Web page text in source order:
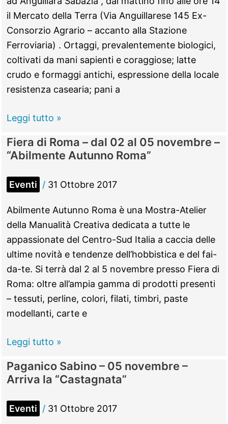
7o
“Fotografando
il
Farfa”
il Mercato della Terra (Via Anguillarese 145 Ex-
Consorzio Agrario – accanto alla Stazione
Ferroviaria) . Ortaggi, prevalentemente biologici,
coltivati da mani sapienti e coraggiose; latte
crudo e formaggi antichi, espressione della locale
resistenza casearia; pani a
Anguillara
–
05
novembre
–
“Il
Mercato
della
Terra”
Leggi tutto »
Fiera di Roma – dal 02 al 05 novembre –
“Abilmente Autunno Roma”
Eventi / 31 Ottobre 2017
Abilmente Autunno Roma è una Mostra-Atelier
della Manualità Creativa dedicata a tutte le
appassionate del Centro-Sud Italia a caccia delle
ultime novità e tendenze dell’hobbistica e del fai-
da-te. Si terrà dal 2 al 5 novembre presso Fiera di
Roma: oltre all’ampia gamma di prodotti presenti
– tessuti, perline, colori, filati, timbri, paste
modellanti, carte e
Fiera
Roma
–
dal
02
Leggi tutto »
Paganico Sabino – 05 novembre –
Arriva la “Castagnata”
Eventi / 31 Ottobre 2017